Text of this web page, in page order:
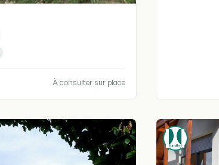
À consulter sur place